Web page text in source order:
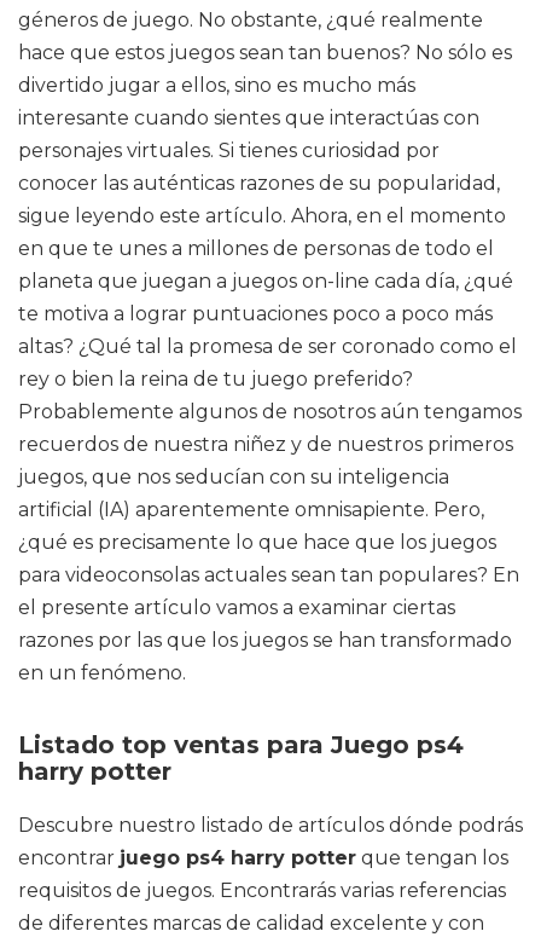
géneros de juego. No obstante, ¿qué realmente
hace que estos juegos sean tan buenos? No sólo es
divertido jugar a ellos, sino es mucho más
interesante cuando sientes que interactúas con
personajes virtuales. Si tienes curiosidad por
conocer las auténticas razones de su popularidad,
sigue leyendo este artículo. Ahora, en el momento
en que te unes a millones de personas de todo el
planeta que juegan a juegos on-line cada día, ¿qué
te motiva a lograr puntuaciones poco a poco más
altas? ¿Qué tal la promesa de ser coronado como el
rey o bien la reina de tu juego preferido?
Probablemente algunos de nosotros aún tengamos
recuerdos de nuestra niñez y de nuestros primeros
juegos, que nos seducían con su inteligencia
artificial (IA) aparentemente omnisapiente. Pero,
¿qué es precisamente lo que hace que los juegos
para videoconsolas actuales sean tan populares? En
el presente artículo vamos a examinar ciertas
razones por las que los juegos se han transformado
en un fenómeno.
Listado top ventas para Juego ps4
harry potter
Descubre nuestro listado de artículos dónde podrás
encontrar juego ps4 harry potter que tengan los
requisitos de juegos. Encontrarás varias referencias
de diferentes marcas de calidad excelente y con